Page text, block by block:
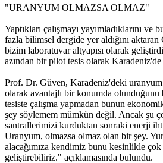
"URANYUM OLMAZSA OLMAZ"
Yaptıkları çalışmayı yayımladıklarını ve
fazla bilimsel dergide yer aldığını
bizim laboratuvar altyapısı olarak
azından bir pilot tesis olarak
Prof. Dr. Güven, Karadeniz'deki uranyum
olarak avantajlı bir konumda
tesiste çalışma yapmadan bunun
şey söylemem mümkün değil. Ancak şu
santrallerimizi kurduktan sonraki enerji
Uranyum, olmazsa olmaz olan bir şey.
alacağımıza kendimiz bunu kesinlikle
geliştirebiliriz." açıklamasında bulundu.